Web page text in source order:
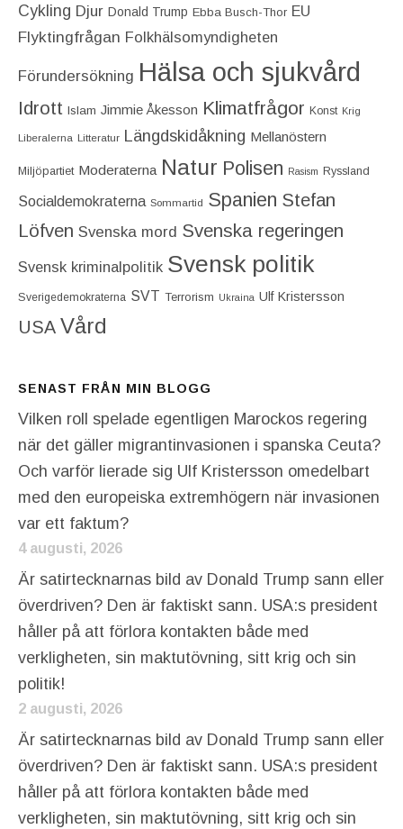
Cykling Djur Donald Trump Ebba Busch-Thor EU
Flyktingfrågan Folkhälsomyndigheten
Förundersökning Hälsa och sjukvård
Idrott Islam Jimmie Åkesson Klimatfrågor Konst Krig
Liberalerna Litteratur Längdskidåkning Mellanöstern
Miljöpartiet Moderaterna Natur Polisen Rasism Ryssland
Socialdemokraterna Sommartid Spanien Stefan
Löfven Svenska mord Svenska regeringen
Svensk kriminalpolitik Svensk politik
Sverigedemokraterna SVT Terrorism Ukraina Ulf Kristersson
USA Vård
SENAST FRÅN MIN BLOGG
Vilken roll spelade egentligen Marockos regering
när det gäller migrantinvasionen i spanska Ceuta?
Och varför lierade sig Ulf Kristersson omedelbart
med den europeiska extremhögern när invasionen
var ett faktum?
4 augusti, 2026
Är satirtecknarnas bild av Donald Trump sann eller
överdriven? Den är faktiskt sann. USA:s president
håller på att förlora kontakten både med
verkligheten, sin maktutövning, sitt krig och sin
politik!
2 augusti, 2026
Är satirtecknarnas bild av Donald Trump sann eller
överdriven? Den är faktiskt sann. USA:s president
håller på att förlora kontakten både med
verkligheten, sin maktutövning, sitt krig och sin